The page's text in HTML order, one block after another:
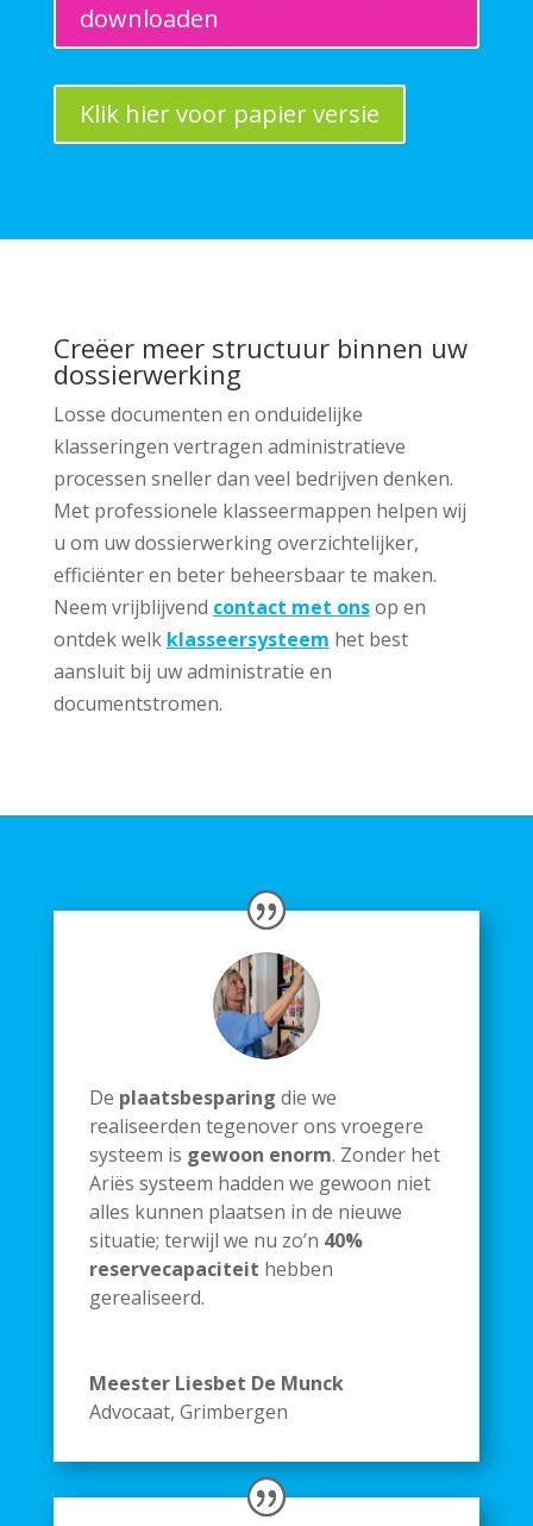
downloaden
Klik hier voor papier versie
Creëer meer structuur binnen uw
dossierwerking
Losse documenten en onduidelijke
klasseringen vertragen administratieve
processen sneller dan veel bedrijven denken.
Met professionele klasseermappen helpen wij
u om uw dossierwerking overzichtelijker,
efficiënter en beter beheersbaar te maken.
Neem vrijblijvend contact met onsop en
ontdek welk klasseersysteem het best
aansluit bij uw administratie en
documentstromen.
De plaatsbesparing die we
realiseerden tegenover ons vroegere
systeem is gewoon enorm. Zonder het
Ariës systeem hadden we gewoon niet
alles kunnen plaatsen in de nieuwe
situatie; terwijl we nu zo’n 40%
reservecapaciteit hebben
gerealiseerd.
Meester Liesbet De Munck
Advocaat, Grimbergen